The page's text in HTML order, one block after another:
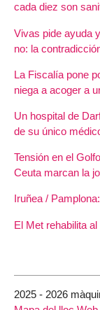
cada diez son
Vivas pide ayuda
no: la
La Fiscalía pone
niega a acoger a
Un hospital de
de su único
Tensión en el
Ceuta marcan la
Iruñea /
El Met rehabilita
2025 - 2026